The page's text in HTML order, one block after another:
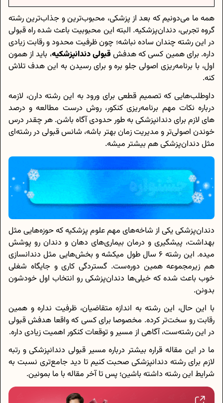
همه ما می‌دونیم که بعد از پزشکی، محبوب‌ترین و جذاب‌ترین رشته
گروه تجربی، دندان‌پزشکیه. البته این محبوبیت باعث شده راه قبولی
در این رشته چندان ساده نباشه؛ چون ظرفیت محدود و رقابت زیادی
داره. برای همین کسی که هدفش قبولی‌ دندانپزشکیه، باید از همون
اول، با برنامه‌ریزی اصولی جلو بره و برای رسیدن به این هدف تلاش
کنه.
داوطلب‌هایی که تصمیم قطعی برای ورود به این رشته دارن، لازمه
درباره نکات مهم برنامه‌ریزی کنکور، روش درست مطالعه و درصد
های لازم برای دندانپزشکی به طور حدودی آگاه باشن. هر چقدر درس
خوندن اصولی‌تر و مدیریت زمان بهتر باشه، شانس قبولی در رشته‌ای
مثل دندان‌پزشکی هم بیشتر میشه.
دندان‌پزشکی یکی از شاخه‌های مهم علوم پزشکیه که حوزه‌هایی مثل
بهداشت، پیشگیری و درمان بیماری‌های دهان و دندان رو پوشش
میده. این رشته 6 سال طول میکشه و بخش‌هایی مثل دندانسازی
هم زیرمجموعه همین دوره‌ست. گستردگی کاری و جایگاه شغلی
خوب باعث شده که خیلی‌ها دندان‌پزشکی رو انتخاب اول خودشون
بدونن.
با این حال، این رشته به اندازه متقاضیان، ظرفیت نداره و همین
رقابت رو سخت‌تر کرده. مخصوصا برای کسی که واقعا هدفش قبولی
در این رشته‌ست، آگاهی از مسیر و توقعات کنکور اهمیت زیادی داره.
ما در این مقاله قراره بیشتر درباره مسیر قبولی‌ دندانپزشکی و رتبه
لازم برای رشته دندانپزشکی صحبت کنیم تا دید جامع‌تری نسبت به
شرایط این رشته داشته باشین؛ پس تا آخر مقاله با ما بمونین.